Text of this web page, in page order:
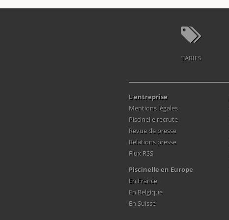
TARIFS
L'entreprise
Mentions légales
Piscinelle recrute
Revue de presse
Relations presse
Flux RSS
Piscinelle en Europe
En France
En Belgique
En Suisse